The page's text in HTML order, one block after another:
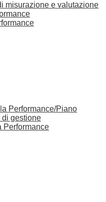
misurazione e valutazione
Performance/Piano
di gestione
Performance